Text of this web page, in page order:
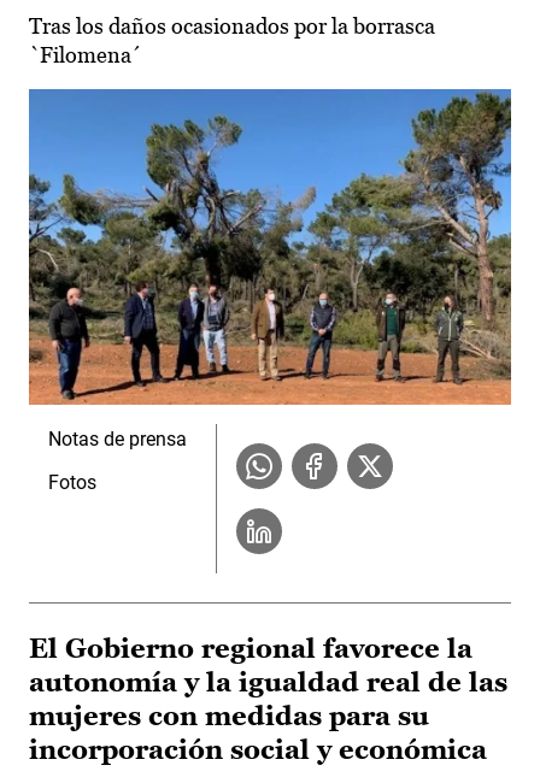
Tras los daños ocasionados por la borrasca
`Filomena´
Notas de prensa
Fotos
El Gobierno regional favorece la
autonomía y la igualdad real de las
mujeres con medidas para su
incorporación social y económica